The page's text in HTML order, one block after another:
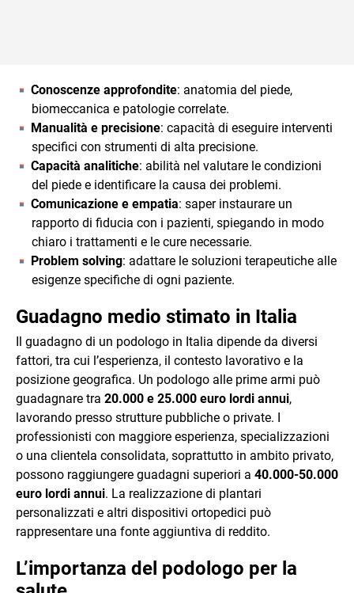
Conoscenze approfondite: anatomia del piede,
biomeccanica e patologie correlate.
Manualità e precisione: capacità di eseguire interventi
specifici con strumenti di alta precisione.
Capacità analitiche: abilità nel valutare le condizioni
del piede e identificare la causa dei problemi.
Comunicazione e empatia: saper instaurare un
rapporto di fiducia con i pazienti, spiegando in modo
chiaro i trattamenti e le cure necessarie.
Problem solving: adattare le soluzioni terapeutiche alle
esigenze specifiche di ogni paziente.
Guadagno medio stimato in Italia
Il guadagno di un podologo in Italia dipende da diversi
fattori, tra cui l’esperienza, il contesto lavorativo e la
posizione geografica. Un podologo alle prime armi può
guadagnare tra 20.000 e 25.000 euro lordi annui,
lavorando presso strutture pubbliche o private. I
professionisti con maggiore esperienza, specializzazioni
o una clientela consolidata, soprattutto in ambito privato,
possono raggiungere guadagni superiori a 40.000-50.000
euro lordi annui. La realizzazione di plantari
personalizzati e altri dispositivi ortopedici può
rappresentare una fonte aggiuntiva di reddito.
L’importanza del podologo per la